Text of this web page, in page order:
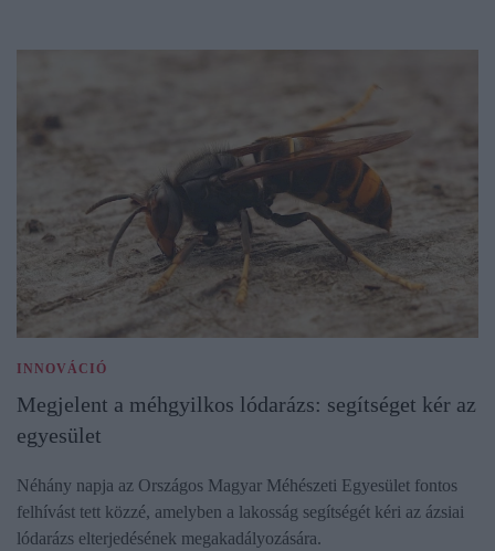
INNOVÁCIÓ
Megjelent a méhgyilkos lódarázs: segítséget kér az
egyesület
Néhány napja az Országos Magyar Méhészeti Egyesület fontos
felhívást tett közzé, amelyben a lakosság segítségét kéri az ázsiai
lódarázs elterjedésének megakadályozására.